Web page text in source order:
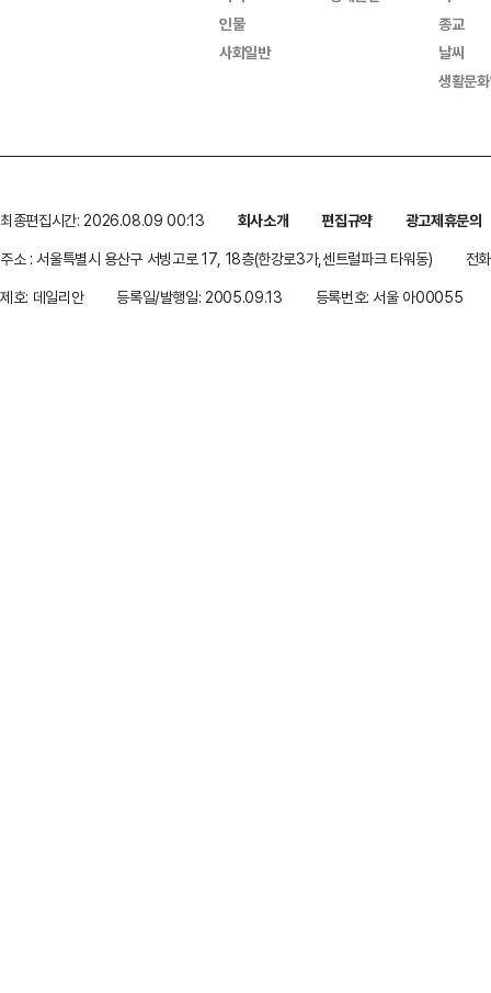
인물
사회일반
종교
날씨
생활문
최종편집시간: 2026.08.09 00:13 회사소개 편집규약
광고제휴문의
주소 : 서울특별시 용산구 서빙고로 17, 18층(한강로3가,센트럴파크 타워동)
전
제호: 데일리안
등록일/발행일: 2005.09.13 등록번호: 서울 아00055